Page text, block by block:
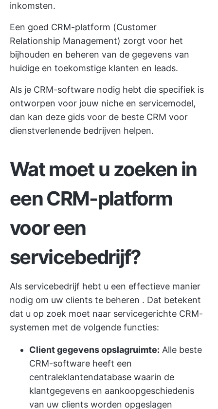
inkomsten.
Een goed CRM-platform (Customer
Relationship Management) zorgt voor het
bijhouden en beheren van de gegevens van
huidige en toekomstige klanten en leads.
Als je CRM-software nodig hebt die specifiek is
ontworpen voor jouw niche en servicemodel,
dan kan deze gids voor de beste CRM voor
dienstverlenende bedrijven helpen.
Wat moet u zoeken in
een CRM-platform
voor een
servicebedrijf?
Als servicebedrijf hebt u een effectieve manier
nodig om uw clients te beheren . Dat betekent
dat u op zoek moet naar servicegerichte CRM-
systemen met de volgende functies:
Client gegevens opslagruimte: Alle beste
CRM-software heeft een
centraleklantendatabase waarin de
klantgegevens en aankoopgeschiedenis
van uw clients worden opgeslagen